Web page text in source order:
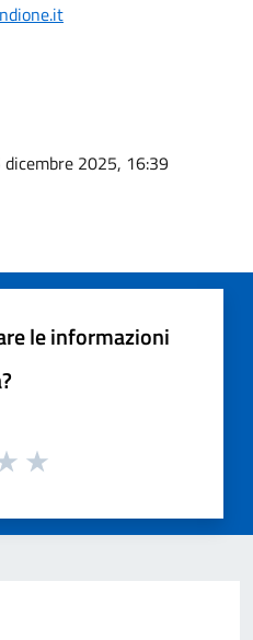
dicembre 2025, 16:39
le informazioni